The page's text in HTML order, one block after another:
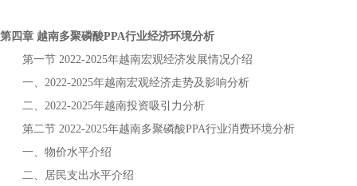
第四章 越南多聚磷酸PPA行业经济环境分析
第一节 2022-2025年越南宏观经济发展情况介绍
一、 2022-2025年越南宏观经济走势及影响分析
二、 2022-2025年越南投资吸引力分析
第二节 2022-2025年越南多聚磷酸PPA行业消费环境分析
一、物价水平介绍
二、居民支出水平介绍